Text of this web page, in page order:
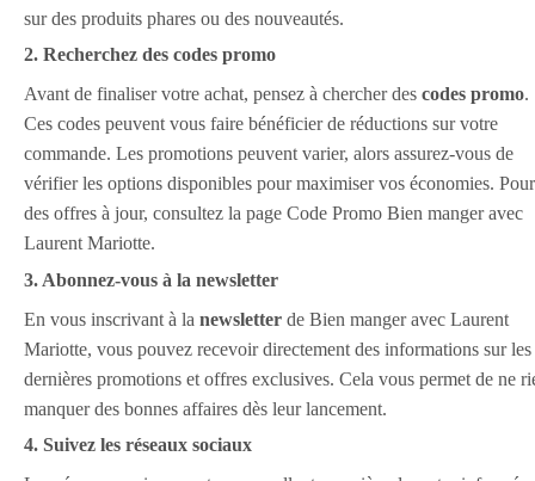
sur des produits phares ou des nouveautés.
2. Recherchez des codes promo
Avant de finaliser votre achat, pensez à chercher des codes promo.
Ces codes peuvent vous faire bénéficier de réductions sur votre
commande. Les promotions peuvent varier, alors assurez-vous de
vérifier les options disponibles pour maximiser vos économies. Pour
des offres à jour, consultez la page Code Promo Bien manger avec
Laurent Mariotte.
3. Abonnez-vous à la newsletter
En vous inscrivant à la newsletter de Bien manger avec Laurent
Mariotte, vous pouvez recevoir directement des informations sur les
dernières promotions et offres exclusives. Cela vous permet de ne
manquer des bonnes affaires dès leur lancement.
4. Suivez les réseaux sociaux